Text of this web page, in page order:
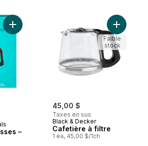
–
Ajouter Cafetière 12 tasses – noir au
45,00 $
Taxes en sus
Black & Decker
Cafetière à filtre
1 ea, 45,00 $/1ch
Ajouter
Faible
stock